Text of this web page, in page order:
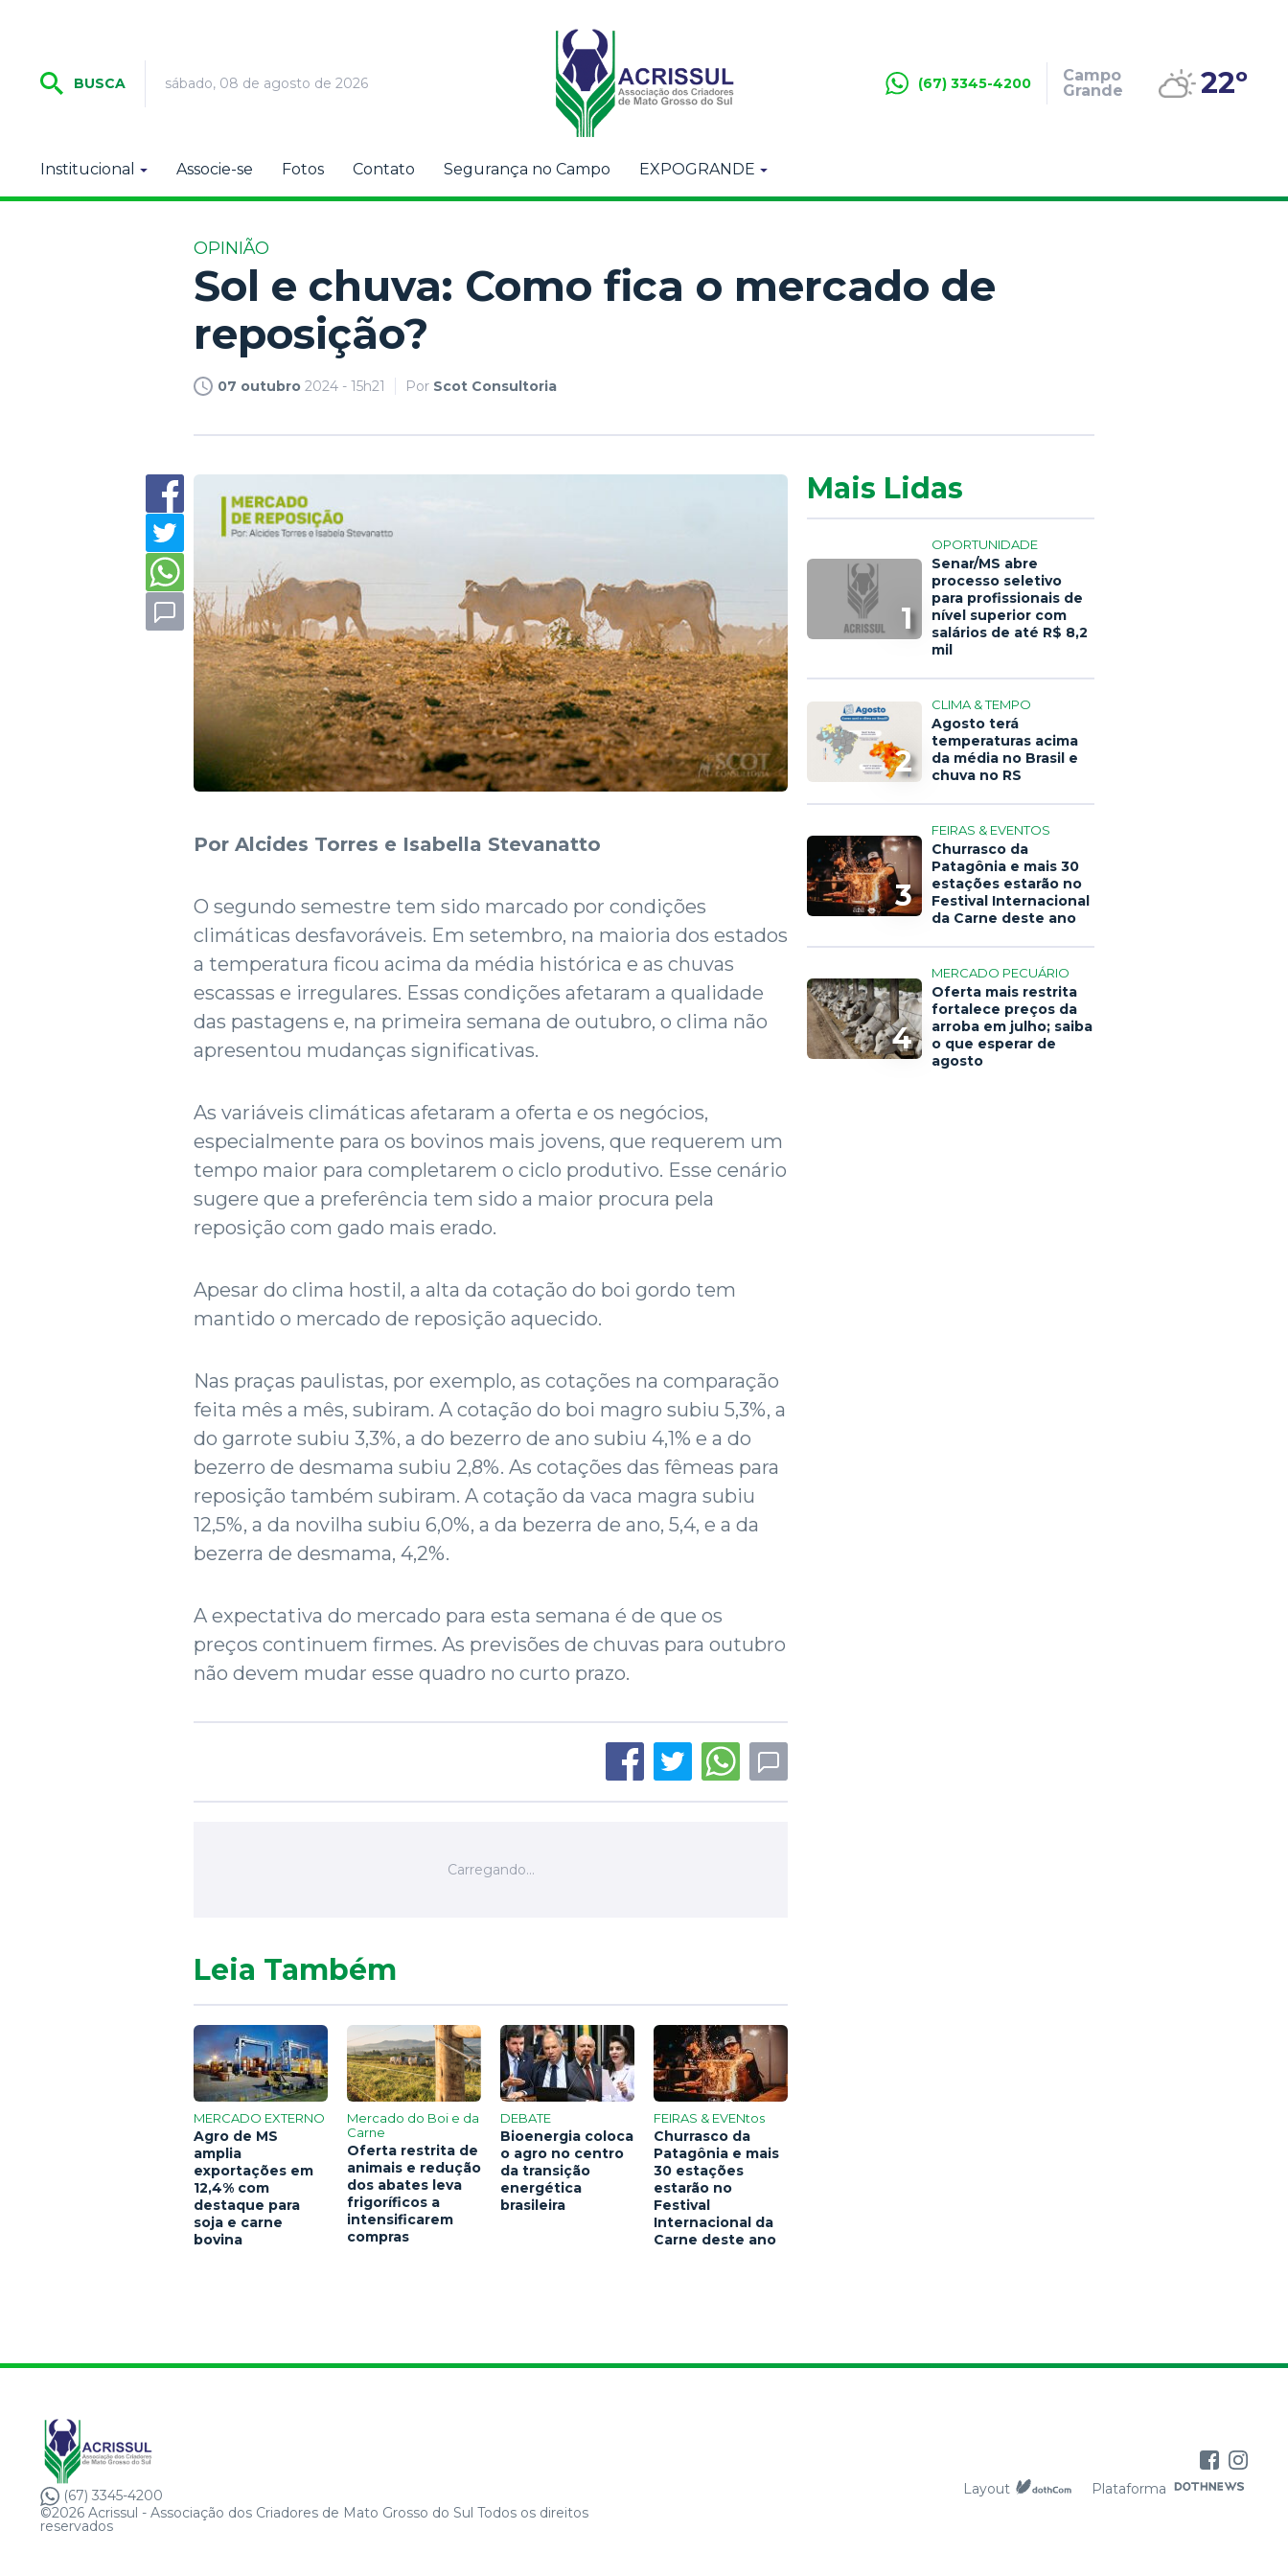
BUSCA sábado, 08 de agosto de 2026 (67) 3345-4200
Campo
Grande
22º
Institucional Associe-se Fotos Contato Segurança no Campo EXPOGRANDE
OPINIÃO
Sol e chuva: Como fica o mercado de
reposição?
07 outubro 2024 - 15h21 Por Scot Consultoria
Por Alcides Torres e Isabella Stevanatto
O segundo semestre tem sido marcado por condições
climáticas desfavoráveis. Em setembro, na maioria dos estados
a temperatura ficou acima da média histórica e as chuvas
escassas e irregulares. Essas condições afetaram a qualidade
das pastagens e, na primeira semana de outubro, o clima não
apresentou mudanças significativas.
As variáveis climáticas afetaram a oferta e os negócios,
especialmente para os bovinos mais jovens, que requerem um
tempo maior para completarem o ciclo produtivo. Esse cenário
sugere que a preferência tem sido a maior procura pela
reposição com gado mais erado.
Apesar do clima hostil, a alta da cotação do boi gordo tem
mantido o mercado de reposição aquecido.
Nas praças paulistas, por exemplo, as cotações na comparação
feita mês a mês, subiram. A cotação do boi magro subiu 5,3%, a
do garrote subiu 3,3%, a do bezerro de ano subiu 4,1% e a do
bezerro de desmama subiu 2,8%. As cotações das fêmeas para
reposição também subiram. A cotação da vaca magra subiu
12,5%, a da novilha subiu 6,0%, a da bezerra de ano, 5,4, e a da
bezerra de desmama, 4,2%.
A expectativa do mercado para esta semana é de que os
preços continuem firmes. As previsões de chuvas para outubro
não devem mudar esse quadro no curto prazo.
Mais Lidas
1
OPORTUNIDADE
Senar/MS abre
processo seletivo
para profissionais de
nível superior com
salários de até R$ 8,2
mil
2
CLIMA & TEMPO
Agosto terá
temperaturas acima
da média no Brasil e
chuva no RS
3
FEIRAS & EVENTOS
Churrasco da
Patagônia e mais 30
estações estarão no
Festival Internacional
da Carne deste ano
4
MERCADO PECUÁRIO
Oferta mais restrita
fortalece preços da
arroba em julho; saiba
o que esperar de
agosto
Leia Também
MERCADO EXTERNO
Agro de MS
amplia
exportações em
12,4% com
destaque para
soja e carne
bovina
Mercado do Boi e da
Carne
Oferta restrita de
animais e redução
dos abates leva
frigoríficos a
intensificarem
compras
DEBATE
Bioenergia coloca
o agro no centro
da transição
energética
brasileira
FEIRAS & EVENtos
Churrasco da
Patagônia e mais
30 estações
estarão no
Festival
Internacional da
Carne deste ano
(67) 3345-4200
©2026 Acrissul - Associação dos Criadores de Mato Grosso do Sul Todos os direitos
reservados
Layout Plataforma